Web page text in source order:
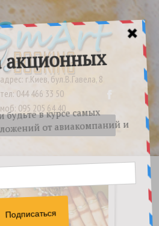
адрес: г.Киев, бул.В.Гавела, 8
тел: 044 466 33 50
моб: 095 205 64 40